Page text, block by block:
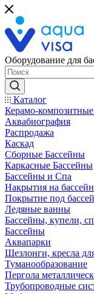
Оборудование для
Каталог
Керамо-
Аквабиография
Распродажа
Каскад
Сборные Бассейны
Каркасные Бассейны
Бассейны и Спа
Накрытия на бассейн
Покрытие под
Ледяные ванны
Бассейны, купели,
Бассейны
Аквапарки
Шезлонги, кресла
Туманообразование
Пергола
Трубопроводные